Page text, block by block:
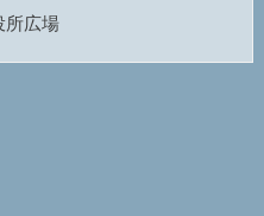
所広場